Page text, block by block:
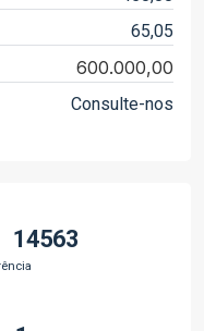
65,05
600.000,00
Consulte-nos
14563